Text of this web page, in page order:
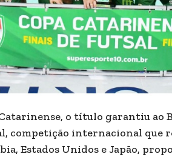
o título garantiu ao
competição internacional que
Estados Unidos e Japão,